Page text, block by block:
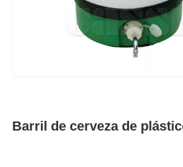
Barril de cerveza de